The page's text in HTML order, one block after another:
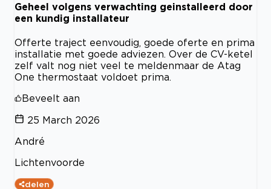
Geheel volgens verwachting geinstalleerd door
een kundig installateur
Offerte traject eenvoudig, goede oferte en prima
installatie met goede adviezen. Over de CV-ketel
zelf valt nog niet veel te meldenmaar de Atag
One thermostaat voldoet prima.
Beveelt aan
25 March 2026
André
Lichtenvoorde
delen